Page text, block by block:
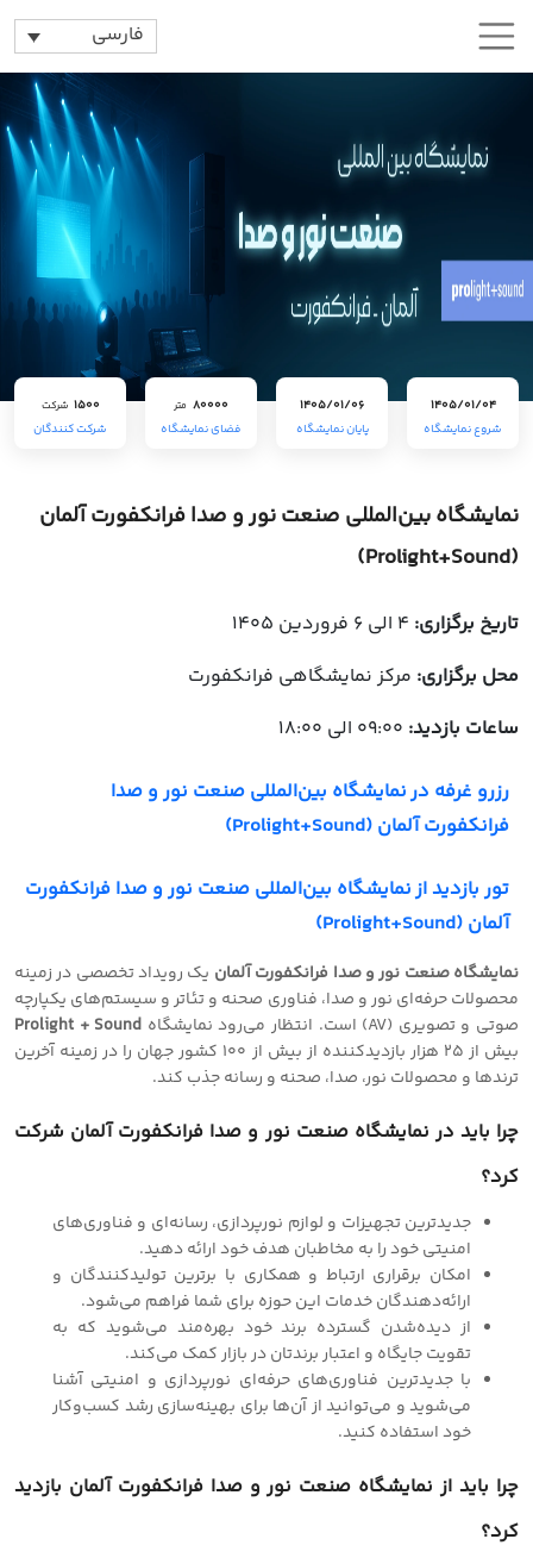
فارسی
1405/01/04
شروع نمایشگاه
1405/01/06
پایان نمایشگاه
80000 متر
فضای نمایشگاه
1500 شرکت
شرکت کنندگان
نمایشگاه بین‌المللی صنعت نور و صدا فرانکفورت آلمان
(Prolight+Sound)
تاریخ برگزاری:
محل برگزاری: مرکز نمایشگاهی فرانکفورت
ساعات بازدید:
رزرو غرفه در نمایشگاه بین‌المللی صنعت نور و صدا
فرانکفورت آلمان (Prolight+Sound)
تور بازدید از نمایشگاه بین‌المللی صنعت نور و صدا فرانکفورت
آلمان (Prolight+Sound)
نمایشگاه صنعت نور و صدا فرانکفورت آلمان یک رویداد تخصصی در زمینه
محصولات حرفه‌ای نور و صدا، فناوری صحنه و تئاتر و سیستم‌های یکپارچه
صوتی و تصویری (AV) است. انتظار می‌رود نمایشگاه
Prolight + Sound
بیش از 25 هزار بازدیدکننده از بیش از 100 کشور جهان را در زمینه آخرین
ترندها و محصولات نور، صدا، صحنه و رسانه جذب کند.
چرا باید در نمایشگاه صنعت نور و صدا فرانکفورت آلمان شرکت
کرد؟
جدیدترین تجهیزات و لوازم نورپردازی، رسانه‌ای و فناوری‌های
امنیتی خود را به مخاطبان هدف خود ارائه دهید.
امکان برقراری ارتباط و همکاری با برترین تولیدکنندگان و
ارائه‌دهندگان خدمات این حوزه برای شما فراهم می‌شود.
از دیده‌شدن گسترده برند خود بهره‌مند می‌شوید که به
تقویت جایگاه و اعتبار برندتان در بازار کمک می‌کند.
با جدیدترین فناوری‌های حرفه‌ای نورپردازی و امنیتی آشنا
می‌شوید و می‌توانید از آن‌ها برای بهینه‌سازی رشد کسب‌وکار
خود استفاده کنید.
چرا باید از نمایشگاه صنعت نور و صدا فرانکفورت آلمان بازدید
کرد؟